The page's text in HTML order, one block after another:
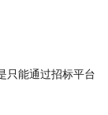
只能通过招标平台